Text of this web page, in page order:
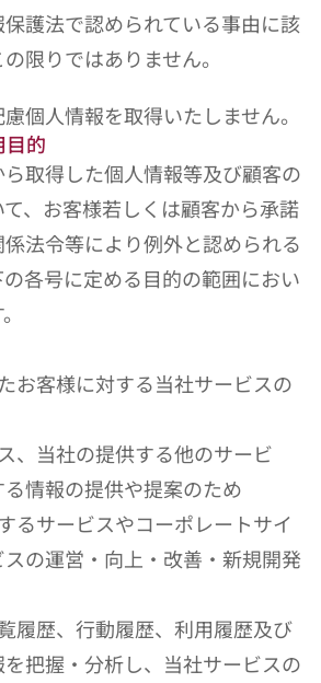
護法で認められている事由に該
限りではありません。
個人情報を取得いたしません。
目的
取得した個人情報等及び顧客の
、お客様若しくは顧客から承諾
法令等により例外と認められる
各号に定める目的の範囲におい
お客様に対する当社サービスの
、当社の提供する他のサービ
情報の提供や提案のため
るサービスやコーポレートサイ
スの運営・向上・改善・新規開発
履歴、行動履歴、利用履歴及び
把握・分析し、当社サービスの